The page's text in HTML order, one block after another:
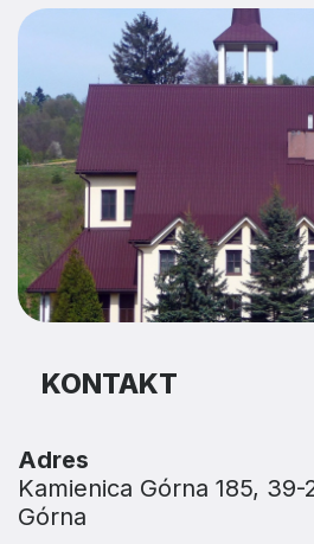
KONTAKT
Adres
Kamienica Górna 185,
Górna